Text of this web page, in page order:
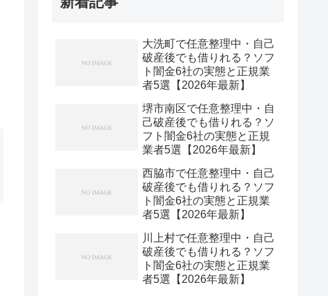
大洗町で任意整理中・自己
破産後でも借りれる？ソフ
ト闇金6社の実態と正規業
者5選【2026年最新】
堺市南区で任意整理中・自
己破産後でも借りれる？ソ
フト闇金6社の実態と正規
業者5選【2026年最新】
西脇市で任意整理中・自己
破産後でも借りれる？ソフ
ト闇金6社の実態と正規業
者5選【2026年最新】
川上村で任意整理中・自己
破産後でも借りれる？ソフ
ト闇金6社の実態と正規業
者5選【2026年最新】